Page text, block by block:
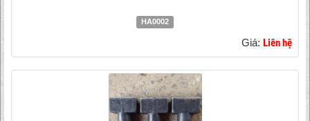
HA0002
Giá: Liên hệ